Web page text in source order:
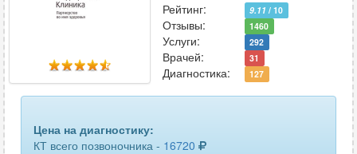
Рейтинг:
9.11 / 10
Отзывы: 1460
Услуги: 292
Врачей: 31
Диагностика: 127
Цена на диагностику:
КТ всего позвоночника - 16720